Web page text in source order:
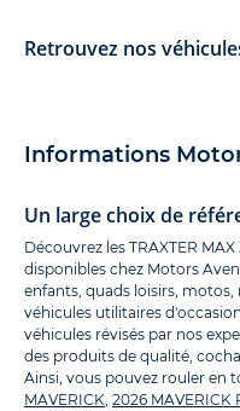
Retrouvez nos
Informations
Un large choix de
Découvrez les TRAXTER
disponibles chez Motors
enfants, quads loisirs, motos,
véhicules utilitaires
véhicules révisés par nos
des produits de qualité,
Ainsi, vous pouvez rouler en
MAVERICK, 2026 MAVERICK